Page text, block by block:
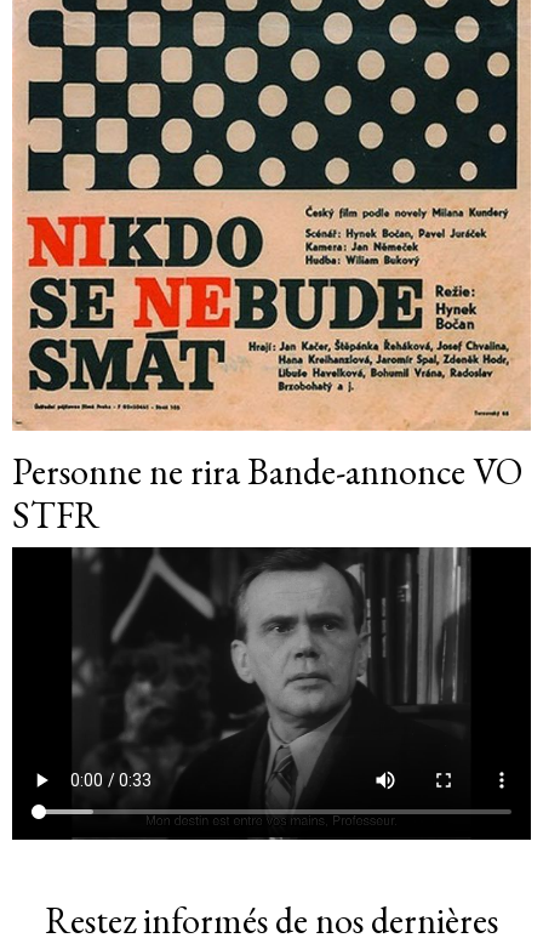
Personne ne rira Bande-annonce VO
STFR
Restez informés de nos dernières